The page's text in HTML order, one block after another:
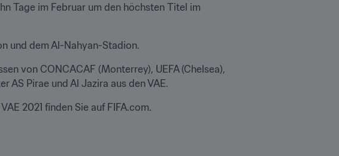
Tage im Februar um den höchsten Titel im
und dem Al-Nahyan-Stadion.
von CONCACAF (Monterrey), UEFA (Chelsea),
AS Pirae und Al Jazira aus den VAE.
2021 finden Sie auf FIFA.com.